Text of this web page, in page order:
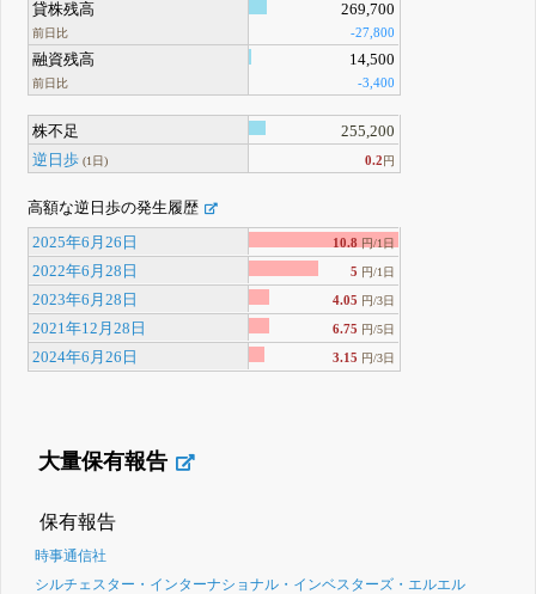
貸株残高
前日比
269,700
-27,800
融資残高
前日比
14,500
-3,400
株不足
255,200
逆日歩 (1日) 0.2円
高額な逆日歩の発生履歴
2025年6月26日 10.8 円/1日
2022年6月28日 5 円/1日
2023年6月28日 4.05 円/3日
2021年12月28日 6.75 円/5日
2024年6月26日 3.15 円/3日
大量保有報告
保有報告
時事通信社
シルチェスター・インターナショナル・インベスターズ・エルエル